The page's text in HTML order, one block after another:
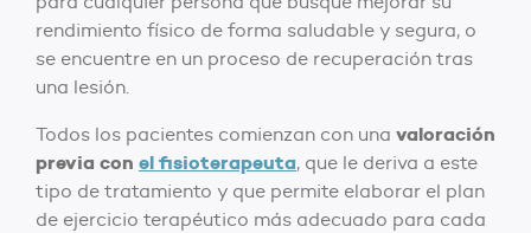
rendimiento físico de forma saludable y segura, o
se encuentre en un proceso de recuperación tras
una lesión.
Todos los pacientes comienzan con una valoración
previa con el fisioterapeuta, que le deriva a este
tipo de tratamiento y que permite elaborar el plan
de ejercicio terapéutico más adecuado para cada